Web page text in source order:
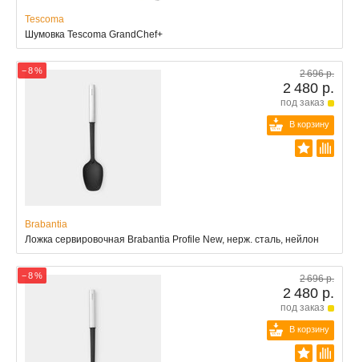
Tescoma
Шумовка Tescoma GrandChef+
− 8 % 2 696 р.
2 480 р.
под заказ
В корзину
Brabantia
Ложка сервировочная Brabantia Profile New, нерж. сталь, нейлон
− 8 % 2 696 р.
2 480 р.
под заказ
В корзину